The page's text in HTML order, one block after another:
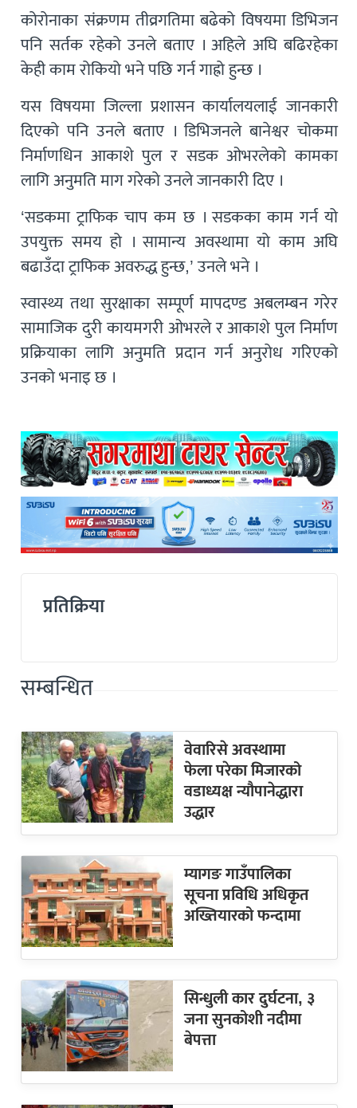
कोरोनाका संक्रणम तीव्रगतिमा बढेको विषयमा डिभिजन
पनि सर्तक रहेको उनले बताए । अहिले अघि बढिरहेका
केही काम रोकियो भने पछि गर्न गाह्रो हुन्छ ।
यस विषयमा जिल्ला प्रशासन कार्यालयलाई जानकारी
दिएको पनि उनले बताए । डिभिजनले बानेश्वर चोकमा
निर्माणधिन आकाशे पुल र सडक ओभरलेको कामका
लागि अनुमति माग गरेको उनले जानकारी दिए ।
‘सडकमा ट्राफिक चाप कम छ । सडकका काम गर्न यो
उपयुक्त समय हो । सामान्य अवस्थामा यो काम अघि
बढाउँदा ट्राफिक अवरुद्ध हुन्छ,’ उनले भने ।
स्वास्थ्य तथा सुरक्षाका सम्पूर्ण मापदण्ड अबलम्बन गरेर
सामाजिक दुरी कायमगरी ओभरले र आकाशे पुल निर्माण
प्रक्रियाका लागि अनुमति प्रदान गर्न अनुरोध गरिएको
उनको भनाइ छ ।
प्रतिक्रिया
सम्बन्धित
वेवारिसे अवस्थामा
फेला परेका मिजारको
वडाध्यक्ष न्यौपानेद्धारा
उद्धार
म्यागङ गाउँपालिका
सूचना प्रविधि अधिकृत
अख्तियारको फन्दामा
सिन्धुली कार दुर्घटना, ३
जना सुनकोशी नदीमा
बेपत्ता